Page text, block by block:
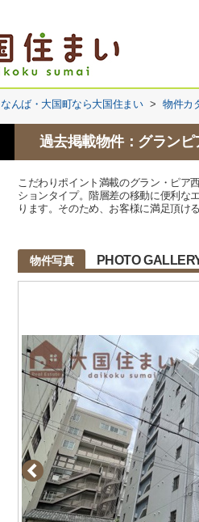
なんば・大国町なら大国住まい > 物件カ
過去掲載物件：グランピ
こだわりポイント満載のグラン・ピア
ションタイプ。階層差の移動に便利な
ります。そのため、お客様に満足頂け
物件写真 PHOTO